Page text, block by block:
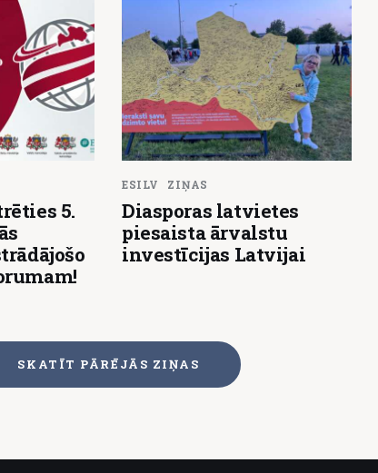
5.
ESILV ZIŅAS
Diasporas latvietes
piesaista ārvalstu
investīcijas Latvijai
SKATĪT PĀRĒJĀS ZIŅAS